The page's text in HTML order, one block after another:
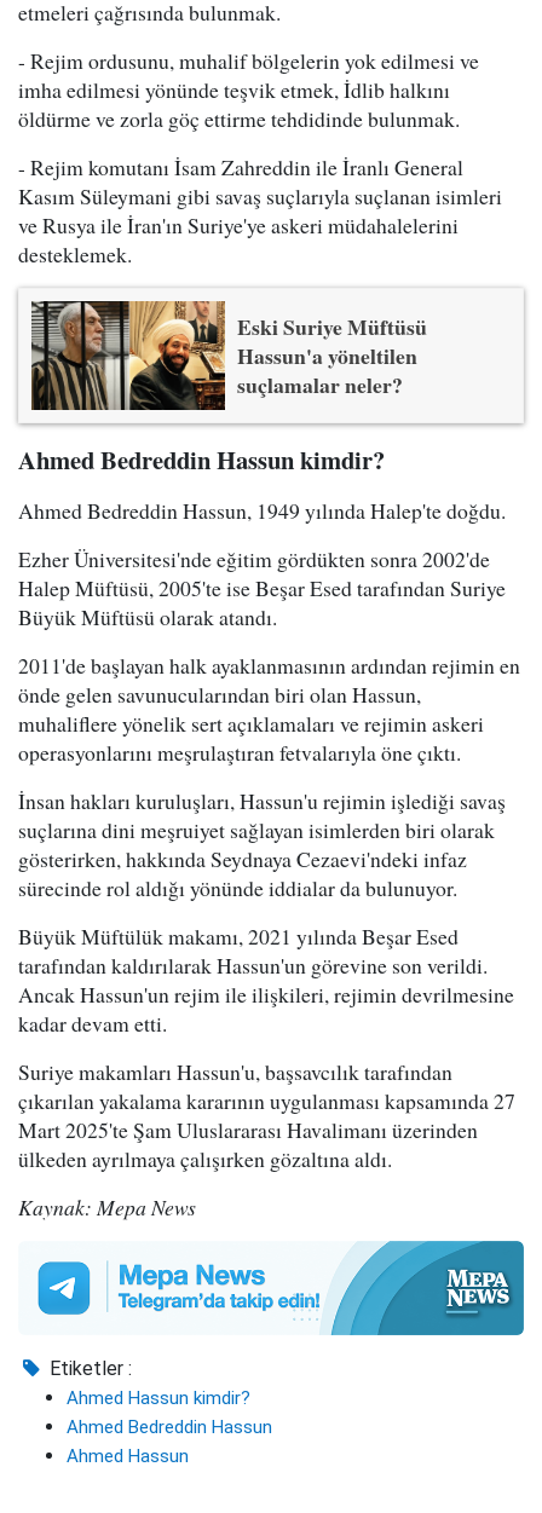
etmeleri çağrısında bulunmak.
- Rejim ordusunu, muhalif bölgelerin yok edilmesi ve
imha edilmesi yönünde teşvik etmek, İdlib halkını
öldürme ve zorla göç ettirme tehdidinde bulunmak.
- Rejim komutanı İsam Zahreddin ile İranlı General
Kasım Süleymani gibi savaş suçlarıyla suçlanan isimleri
ve Rusya ile İran'ın Suriye'ye askeri müdahalelerini
desteklemek.
Eski Suriye Müftüsü
Hassun'a yöneltilen
suçlamalar neler?
Ahmed Bedreddin Hassun kimdir?
Ahmed Bedreddin Hassun, 1949 yılında Halep'te doğdu.
Ezher Üniversitesi'nde eğitim gördükten sonra 2002'de
Halep Müftüsü, 2005'te ise Beşar Esed tarafından Suriye
Büyük Müftüsü olarak atandı.
2011'de başlayan halk ayaklanmasının ardından rejimin en
önde gelen savunucularından biri olan Hassun,
muhaliflere yönelik sert açıklamaları ve rejimin askeri
operasyonlarını meşrulaştıran fetvalarıyla öne çıktı.
İnsan hakları kuruluşları, Hassun'u rejimin işlediği savaş
suçlarına dini meşruiyet sağlayan isimlerden biri olarak
gösterirken, hakkında Seydnaya Cezaevi'ndeki infaz
sürecinde rol aldığı yönünde iddialar da bulunuyor.
Büyük Müftülük makamı, 2021 yılında Beşar Esed
tarafından kaldırılarak Hassun'un görevine son verildi.
Ancak Hassun'un rejim ile ilişkileri, rejimin devrilmesine
kadar devam etti.
Suriye makamları Hassun'u, başsavcılık tarafından
çıkarılan yakalama kararının uygulanması kapsamında 27
Mart 2025'te Şam Uluslararası Havalimanı üzerinden
ülkeden ayrılmaya çalışırken gözaltına aldı.
Kaynak: Mepa News
Etiketler :
Ahmed Hassun kimdir?
Ahmed Bedreddin Hassun
Ahmed Hassun